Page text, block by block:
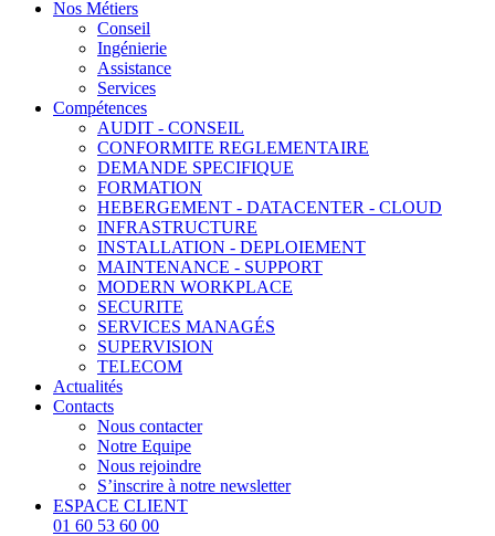
Nos Métiers
Conseil
Ingénierie
Assistance
Services
Compétences
AUDIT - CONSEIL
CONFORMITE REGLEMENTAIRE
DEMANDE SPECIFIQUE
FORMATION
HEBERGEMENT - DATACENTER - CLOUD
INFRASTRUCTURE
INSTALLATION - DEPLOIEMENT
MAINTENANCE - SUPPORT
MODERN WORKPLACE
SECURITE
SERVICES MANAGÉS
SUPERVISION
TELECOM
Actualités
Contacts
Nous contacter
Notre Equipe
Nous rejoindre
S’inscrire à notre newsletter
ESPACE CLIENT
01 60 53 60 00